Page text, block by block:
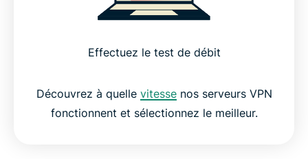
Effectuez le test de débit
Découvrez à quelle vitessenos serveurs VPN
fonctionnent et sélectionnez le meilleur.